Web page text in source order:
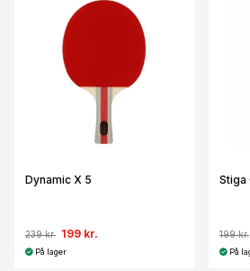
Dynamic X 5
239 kr. 199 kr.
På lager
Stiga
199 kr.
På